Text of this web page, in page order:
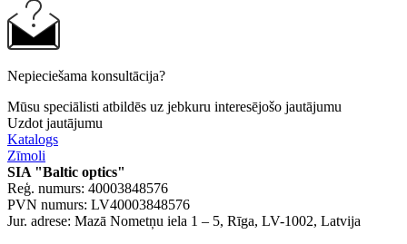
Nepieciešama konsultācija?
Mūsu speciālisti atbildēs uz jebkuru interesējošo jautājumu
Uzdot jautājumu
Katalogs
Zīmoli
SIA "Baltic optics"
Reģ. numurs: 40003848576
PVN numurs: LV40003848576
Jur. adrese: Mazā Nometņu iela 1 – 5, Rīga, LV-1002, Latvija